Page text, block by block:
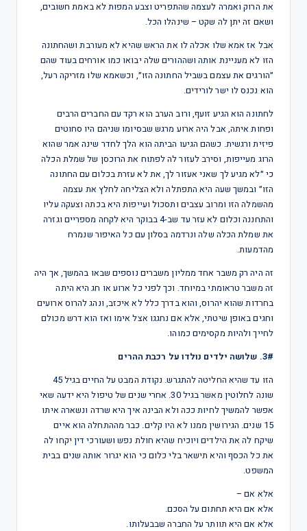
את הרוק ואמרה לעצמה שהתפריט וצבע המפות לא באמת חשובים,
ושאם זה יתן לה שקט – שינהלו הכל.
אבל אז אמא שלו אכלה לו את הראש שהיא לא מעורבת ושהחתונה
הזו לא מעניינת אותה ושההורים שלה יבואו כמו אורחים בעוד שהם
״הורגים את עצמם בשביל החתונה הזו״, וכשאמא שלו מזריקה רעל,
הוא נכנס לו ישר לורידים.
לחתונה הוא הגיע זועף, ורוב הערב הוא רקד עם החברים הרבים
ופחות איתה, אבל היה ארוע מרגש שבסיומו שניהם היו סחוטים
פיזית ורגשית. כשהם הגיעו הביתה הוא הלך לחדר שינה אמר שהוא
הרוג מעייפות, וסירב לעזור לה לפתוח את הרוכסן של שמלת הכלה
כי ״לא מגיע לך שאני אעזור לך, את לא עזרת בכלום עם החתונה
הזו״ ובמשך שעה היא התפתלה ולא הצליחה לחלץ את עצמה
מהשמלה הזו ומרוב עצבים ותסכול ועייפות היא בכתה וצעקה עליו
והתחננה וכלום לא עזר עד שב-4 בבוקר היא לקחה מספריים וגזרה
את שמלת הכלה שלה ונרדמה בסלון עם כל האיפור שנמרח
מהדמעות.
זה היה רק משבר אחד ממליון משברים נוספים שבאו בהמשך, אך היה
זה משבר טראומתי במיוחד. וכך לפני כל ארוע או חג היא היתה
בחרדות שהוא יהרוס, והוא בדרך כלל לא איכזב, ונהג להרוס ארועים
וחגים באופן שיטתי, אלא אם נחגגו אצל אימו ואז הוא דרש מכולם
לחייך ולהיות מקסימים כמוהו.
3#. שלושה ילדים נולדו על רכבת ההרים
הזו עד שהיא החליטה להתגרש. נקודת המבט על החיים בגיל 45
שונה לחלוטין מאשר בגיל 30. אחרי שנים של טיפול היא ידעה שאי
אפשר להמשיך לחיות ככה ולא הבינה איך היא שרדה ונשארה איתו
15 שנים. הגירושין ממנו לא היו קלים. כבר מההתחלה הוא איים
שיקח לה את הילדים ויוכיח שהיא חולת נפש ושעורכי דין יקחו לה
את כל הכסף והיא תישאר בלי כלום כי הוא יגרור אותה שנים בבית
המשפט.
אלא אם –
אלא אם היא תחתום על הסכם.
אלא אם היא תוותר על החברה שבבעלותו.